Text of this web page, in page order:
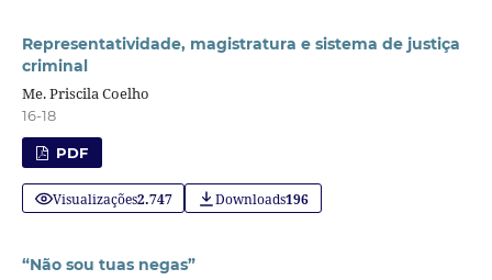
Representatividade, magistratura e sistema de justiça
criminal
Me. Priscila Coelho
16-18
PDF
Visualizações2.747 Downloads196
“Não sou tuas negas”